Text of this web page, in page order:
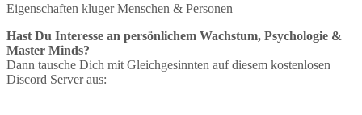
Eigenschaften kluger Menschen & Personen
Hast Du Interesse an persönlichem Wachstum, Psychologie &
Master Minds?
Dann tausche Dich mit Gleichgesinnten auf diesem kostenlosen
Discord Server aus: